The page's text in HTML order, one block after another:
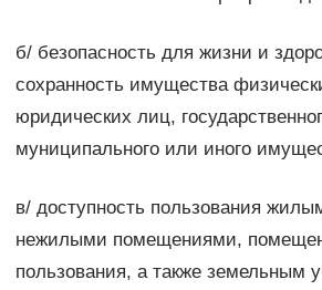
б/ безопасность для жизни и
сохранность имущества
юридических лиц,
муниципального или иного
в/ доступность пользования
нежилыми помещениями,
пользования, а также земельным